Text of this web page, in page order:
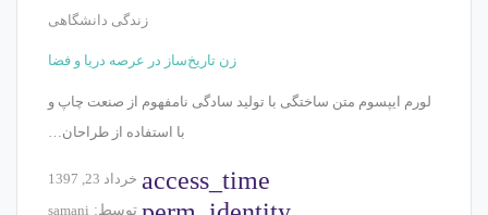
زندگی دانشگاهی
زن تاریخ‌ساز در عرصه دریا و فضا
لورم ایپسوم متن ساختگی با تولید سادگی نامفهوم از صنعت چاپ و
با استفاده از طراحان…
access_time خرداد 23, 1397
توسط: samani